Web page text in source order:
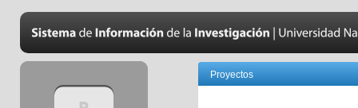
Proyectos